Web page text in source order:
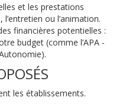
et les prestations
ou l’animation.
financières potentielles :
budget (comme l’APA -
les établissements.